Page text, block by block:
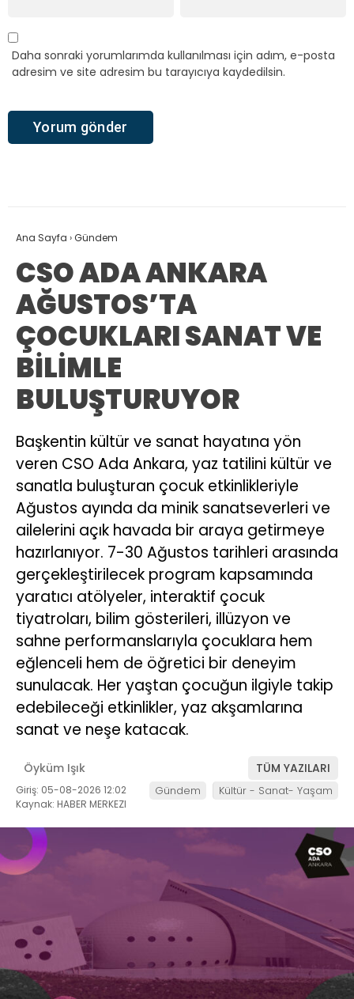
Daha sonraki yorumlarımda kullanılması için adım, e-posta
adresim ve site adresim bu tarayıcıya kaydedilsin.
Ana Sayfa ›Gündem
CSO ADA ANKARA
AĞUSTOS’TA
ÇOCUKLARI SANAT VE
BİLİMLE
BULUŞTURUYOR
Başkentin kültür ve sanat hayatına yön
veren CSO Ada Ankara, yaz tatilini kültür ve
sanatla buluşturan çocuk etkinlikleriyle
Ağustos ayında da minik sanatseverleri ve
ailelerini açık havada bir araya getirmeye
hazırlanıyor. 7-30 Ağustos tarihleri arasında
gerçekleştirilecek program kapsamında
yaratıcı atölyeler, interaktif çocuk
tiyatroları, bilim gösterileri, illüzyon ve
sahne performanslarıyla çocuklara hem
eğlenceli hem de öğretici bir deneyim
sunulacak. Her yaştan çocuğun ilgiyle takip
edebileceği etkinlikler, yaz akşamlarına
sanat ve neşe katacak.
Öyküm Işık TÜM YAZILARI
Giriş: 05-08-2026 12:02
Kaynak: HABER MERKEZI
Gündem Kültür - Sanat- Yaşam